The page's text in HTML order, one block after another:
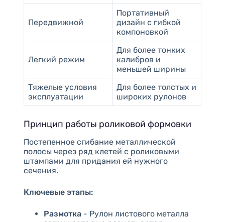
Передвижной
Портативный
дизайн с гибкой
компоновкой
Легкий режим
Для более тонких
калибров и
меньшей ширины
Тяжелые условия
эксплуатации
Для более толстых и
широких рулонов
Принцип работы роликовой формовки
Постепенное сгибание металлической
полосы через ряд клетей с роликовыми
штампами для придания ей нужного
сечения.
Ключевые этапы:
Размотка- Рулон листового металла